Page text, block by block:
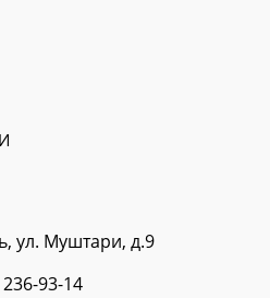
ул. Муштари, д.9
93-14